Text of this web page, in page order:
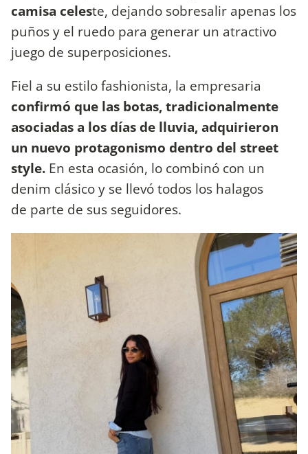
camisa celeste, dejando sobresalir apenas los
puños y el ruedo para generar un atractivo
juego de superposiciones.
Fiel a su estilo fashionista, la empresaria
confirmó que las botas, tradicionalmente
asociadas a los días de lluvia, adquirieron
un nuevo protagonismo dentro del street
style. En esta ocasión, lo combinó con un
denim clásico y se llevó todos los halagos
de parte de sus seguidores.